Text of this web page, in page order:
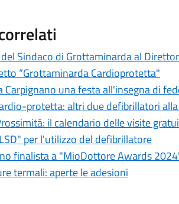
Sindaco di Grottaminarda al
“Grottaminarda Cardioprotetta"
Carpignano una festa all'insegna di
protetta: altri due defibrillatori
il calendario delle visite
per l'utilizzo del defibrillatore
finalista a "MioDottore Awards
termali: aperte le adesioni